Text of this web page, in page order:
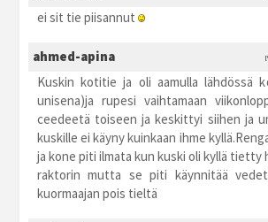
ei sit tie piisannut
ahmed-apina
Kuskin kotitie ja oli aamulla lähdössä
unisena)ja rupesi vaihtamaan
ceedeetä toiseen ja keskittyi siihen ja
kuskille ei käyny kuinkaan ihme
ja kone piti ilmata kun kuski oli kyllä
raktorin mutta se piti käynnitää
kuormaajan pois tieltä